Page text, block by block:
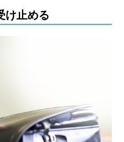
け止める